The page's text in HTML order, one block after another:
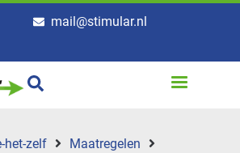
mail@stimular.nl
het-zelf
Maatregelen